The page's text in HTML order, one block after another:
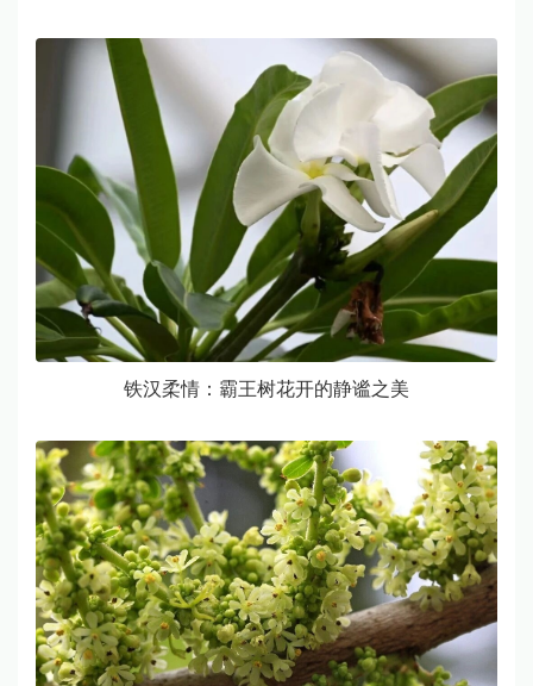
铁汉柔情：霸王树花开的静谧之美